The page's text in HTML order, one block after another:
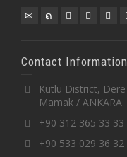
Contact Information
Kutlu District,
Mamak / ANKARA
+90 312 365 33 33
+90 533 029 36 32